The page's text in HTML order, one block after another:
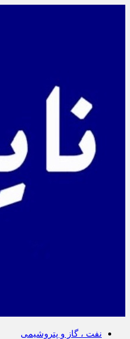
نفت ، گاز و پتروشیمی